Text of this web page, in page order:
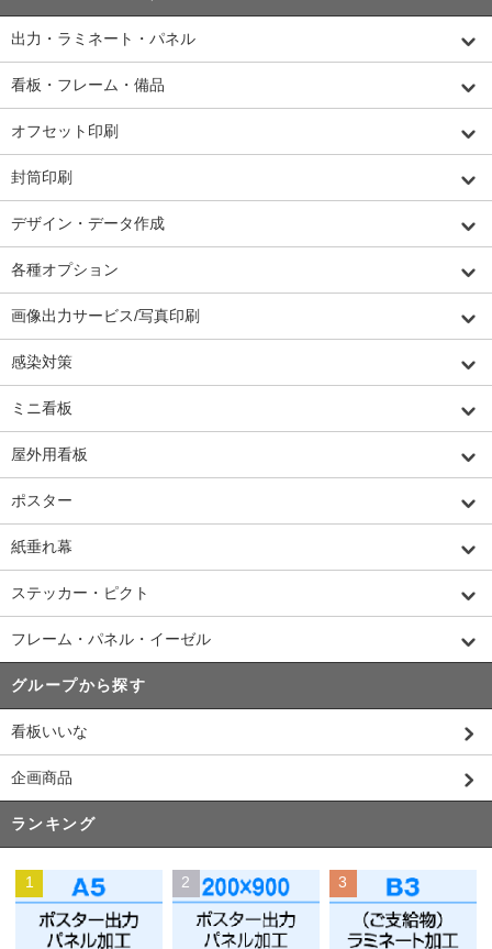
出力・ラミネート・パネル
看板・フレーム・備品
オフセット印刷
封筒印刷
デザイン・データ作成
各種オプション
画像出力サービス/写真印刷
感染対策
ミニ看板
屋外用看板
ポスター
紙垂れ幕
ステッカー・ピクト
フレーム・パネル・イーゼル
グループから探す
看板いいな
企画商品
ランキング
1 2 3